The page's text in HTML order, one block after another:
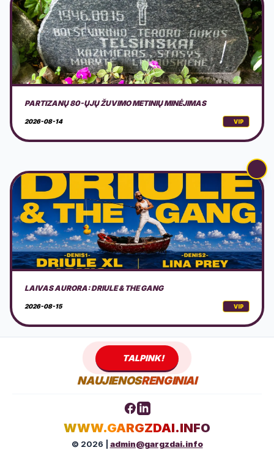
TALPINK!
NAUJIENOSRENGINIAI
WWW.GARGZDAI.INFO
© 2026 |admin@gargzdai.info